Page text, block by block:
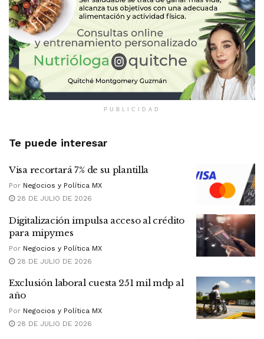
PUBLICIDAD
Te puede interesar
Visa recortará 7% de su plantilla
Por Negocios y Política MX
28 DE JULIO DE 2026
Digitalización impulsa acceso al crédito
para mipymes
Por Negocios y Política MX
28 DE JULIO DE 2026
Exclusión laboral cuesta 251 mil mdp al
año
Por Negocios y Política MX
28 DE JULIO DE 2026